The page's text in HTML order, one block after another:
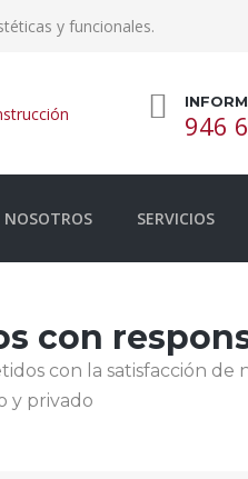
y funcionales.
946
NOSOTROS SERVICIOS
con
con la satisfacción de
y privado